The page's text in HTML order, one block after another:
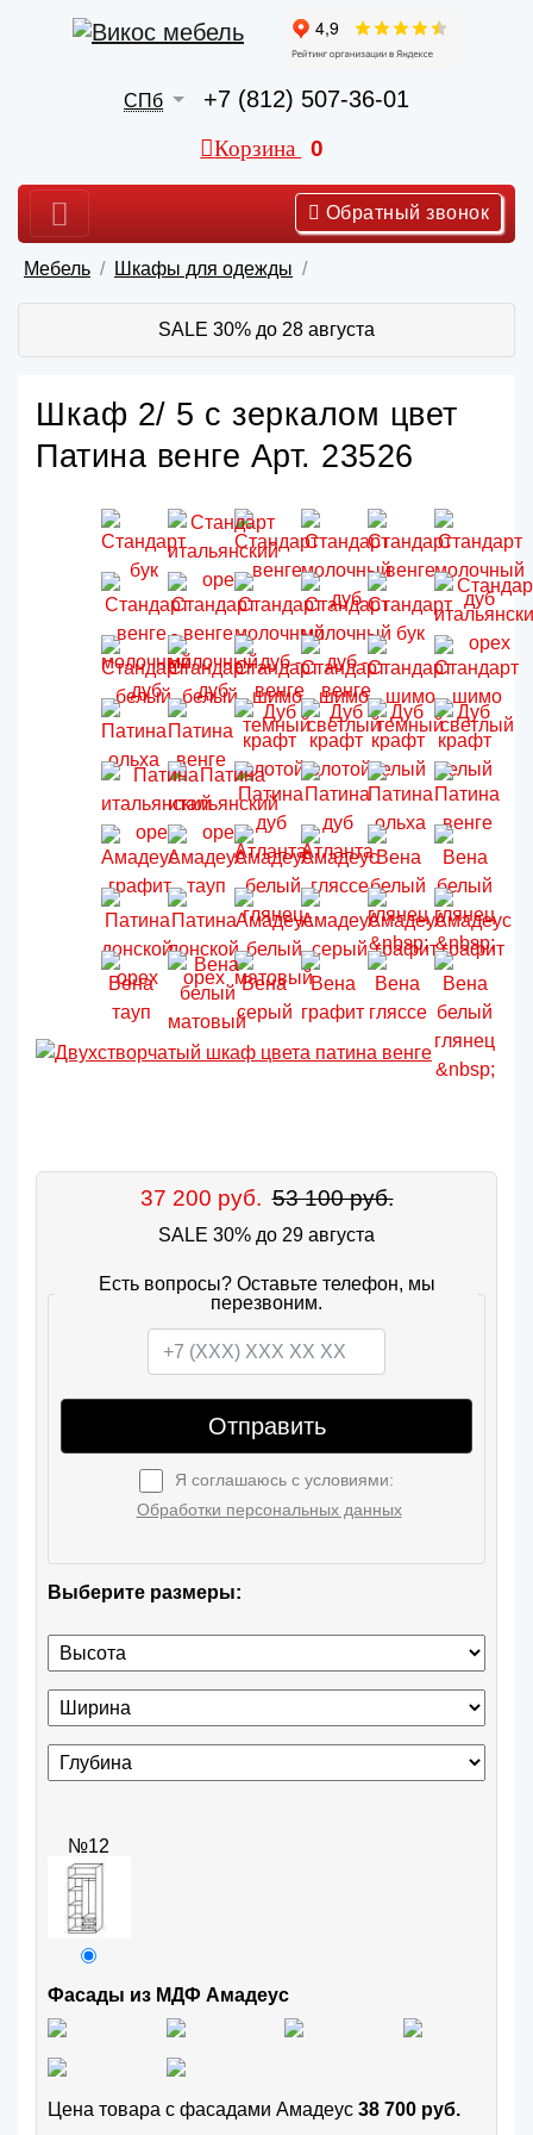
СПб +7 (812) 507-36-01
Корзина 0
Обратный звонок
Мебель Шкафы для одежды
SALE 30% до 28 августа
Шкаф 2/ 5 с зеркалом цвет
Патина венге Арт. 23526
37 200 руб. 53 100 руб.
SALE 30% до 29 августа
Есть вопросы? Оставьте телефон, мы
перезвоним.
Отправить
Я соглашаюсь с условиями:
Обработки персональных данных
Выберите размеры:
№12
Фасады из МДФ Амадеус
Цена товара с фасадами Амадеус 38 700 руб.